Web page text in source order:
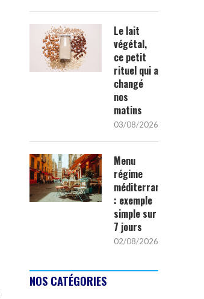
Le lait
végétal,
ce petit
rituel qui a
changé
nos
matins
03/08/2026
Menu
régime
méditerranéen
: exemple
simple sur
7 jours
02/08/2026
NOS CATÉGORIES